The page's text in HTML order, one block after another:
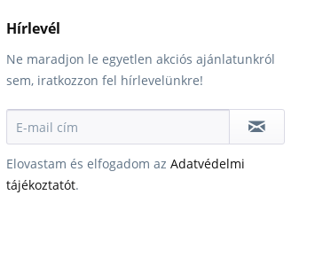
Hírlevél
Ne maradjon le egyetlen akciós ajánlatunkról
sem, iratkozzon fel hírlevelünkre!
Elovastam és elfogadom az Adatvédelmi
tájékoztatót.